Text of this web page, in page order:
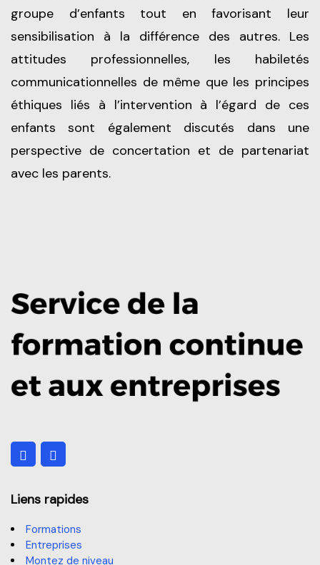
groupe d’enfants tout en favorisant leur
sensibilisation à la différence des autres. Les
attitudes professionnelles, les habiletés
communicationnelles de même que les principes
éthiques liés à l’intervention à l’égard de ces
enfants sont également discutés dans une
perspective de concertation et de partenariat
avec les parents.
Liens rapides
Formations
Entreprises
Montez de niveau